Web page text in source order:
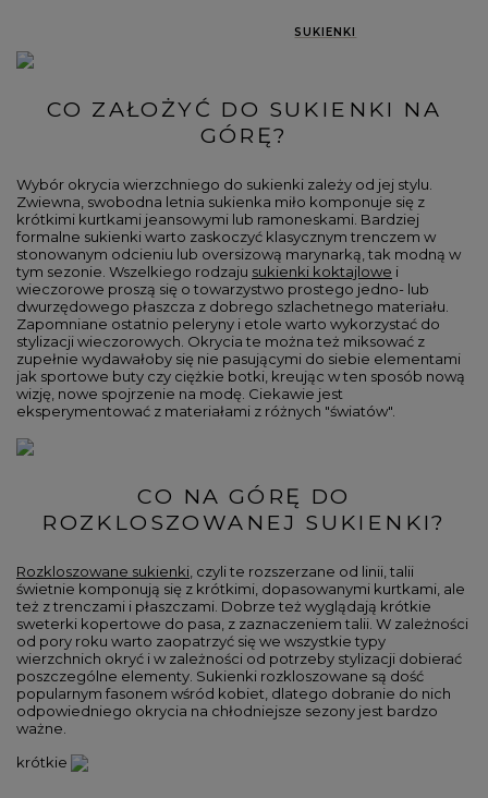
SUKIENKI
CO ZAŁOŻYĆ DO SUKIENKI NA
GÓRĘ?
Wybór okrycia wierzchniego do sukienki zależy od jej stylu.
Zwiewna, swobodna letnia sukienka miło komponuje się z
krótkimi kurtkami jeansowymi lub ramoneskami. Bardziej
formalne sukienki warto zaskoczyć klasycznym trenczem w
stonowanym odcieniu lub oversizową marynarką, tak modną w
tym sezonie. Wszelkiego rodzaju sukienki koktajlowe i
wieczorowe proszą się o towarzystwo prostego jedno- lub
dwurzędowego płaszcza z dobrego szlachetnego materiału.
Zapomniane ostatnio peleryny i etole warto wykorzystać do
stylizacji wieczorowych. Okrycia te można też miksować z
zupełnie wydawałoby się nie pasującymi do siebie elementami
jak sportowe buty czy ciężkie botki, kreując w ten sposób nową
wizję, nowe spojrzenie na modę. Ciekawie jest
eksperymentować z materiałami z różnych "światów".
CO NA GÓRĘ DO
ROZKLOSZOWANEJ SUKIENKI?
Rozkloszowane sukienki , czyli te rozszerzane od linii, talii
świetnie komponują się z krótkimi, dopasowanymi kurtkami, ale
też z trenczami i płaszczami. Dobrze też wyglądają krótkie
sweterki kopertowe do pasa, z zaznaczeniem talii. W zależności
od pory roku warto zaopatrzyć się we wszystkie typy
wierzchnich okryć i w zależności od potrzeby stylizacji dobierać
poszczególne elementy. Sukienki rozkloszowane są dość
popularnym fasonem wśród kobiet, dlatego dobranie do nich
odpowiedniego okrycia na chłodniejsze sezony jest bardzo
ważne.
krótkie